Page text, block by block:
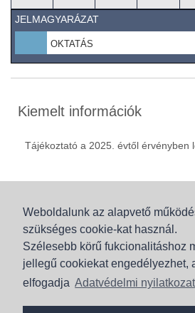
Weboldalunk az alapvető
szükséges cookie-kat használ.
Szélesebb körű fukcionalitáshoz
jellegű cookiekat engedélyezhet,
elfogadja Adatvédelmi
JELMAGYARÁZAT
OKTATÁS
Kiemelt információk
Tájékoztató a 2025. évtől érvényben
Szaknévsor
Szaknévsorunk folyamatosan bővül.
Baranya (62)
Bács-Kiskun (43)
Békés (49)
Honlaptérkép Adatvédelem